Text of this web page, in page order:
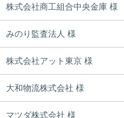
株式会社商工組合中央金庫 様
みのり監査法人 様
株式会社アット東京 様
大和物流株式会社 様
マツダ株式会社 様